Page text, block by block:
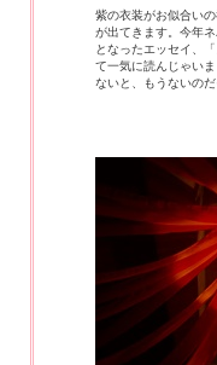
紫の衣装がお似合い
が出てきます。今年
となったエッセイ、
て一気に読んじゃい
ないと、もうないの